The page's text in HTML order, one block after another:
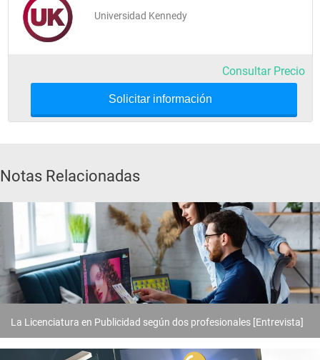
Universidad Kennedy
Consultar Precio
Solicitar información
Notas Relacionadas
La Licenciatura en Publicidad según dos profesionales [Entrevista]